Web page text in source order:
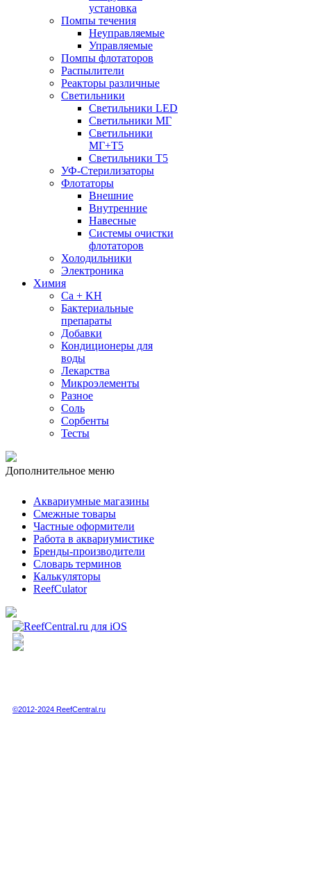
установка
Помпы течения
Неуправляемые
Управляемые
Помпы флотаторов
Распылители
Реакторы различные
Светильники
Светильники LED
Светильники МГ
Светильники
МГ+T5
Светильники Т5
УФ-Стерилизаторы
Флотаторы
Внешние
Внутренние
Навесные
Системы очистки
флотаторов
Холодильники
Электроника
Химия
Ca + KH
Бактериальные
препараты
Добавки
Кондиционеры для
воды
Лекарства
Микроэлементы
Разное
Соль
Сорбенты
Тесты
Дополнительное меню
Аквариумные магазины
Смежные товары
Частные оформители
Работа в аквариумистике
Бренды-производители
Словарь терминов
Калькуляторы
ReefCulator
©2012-2024 ReefCentral.ru